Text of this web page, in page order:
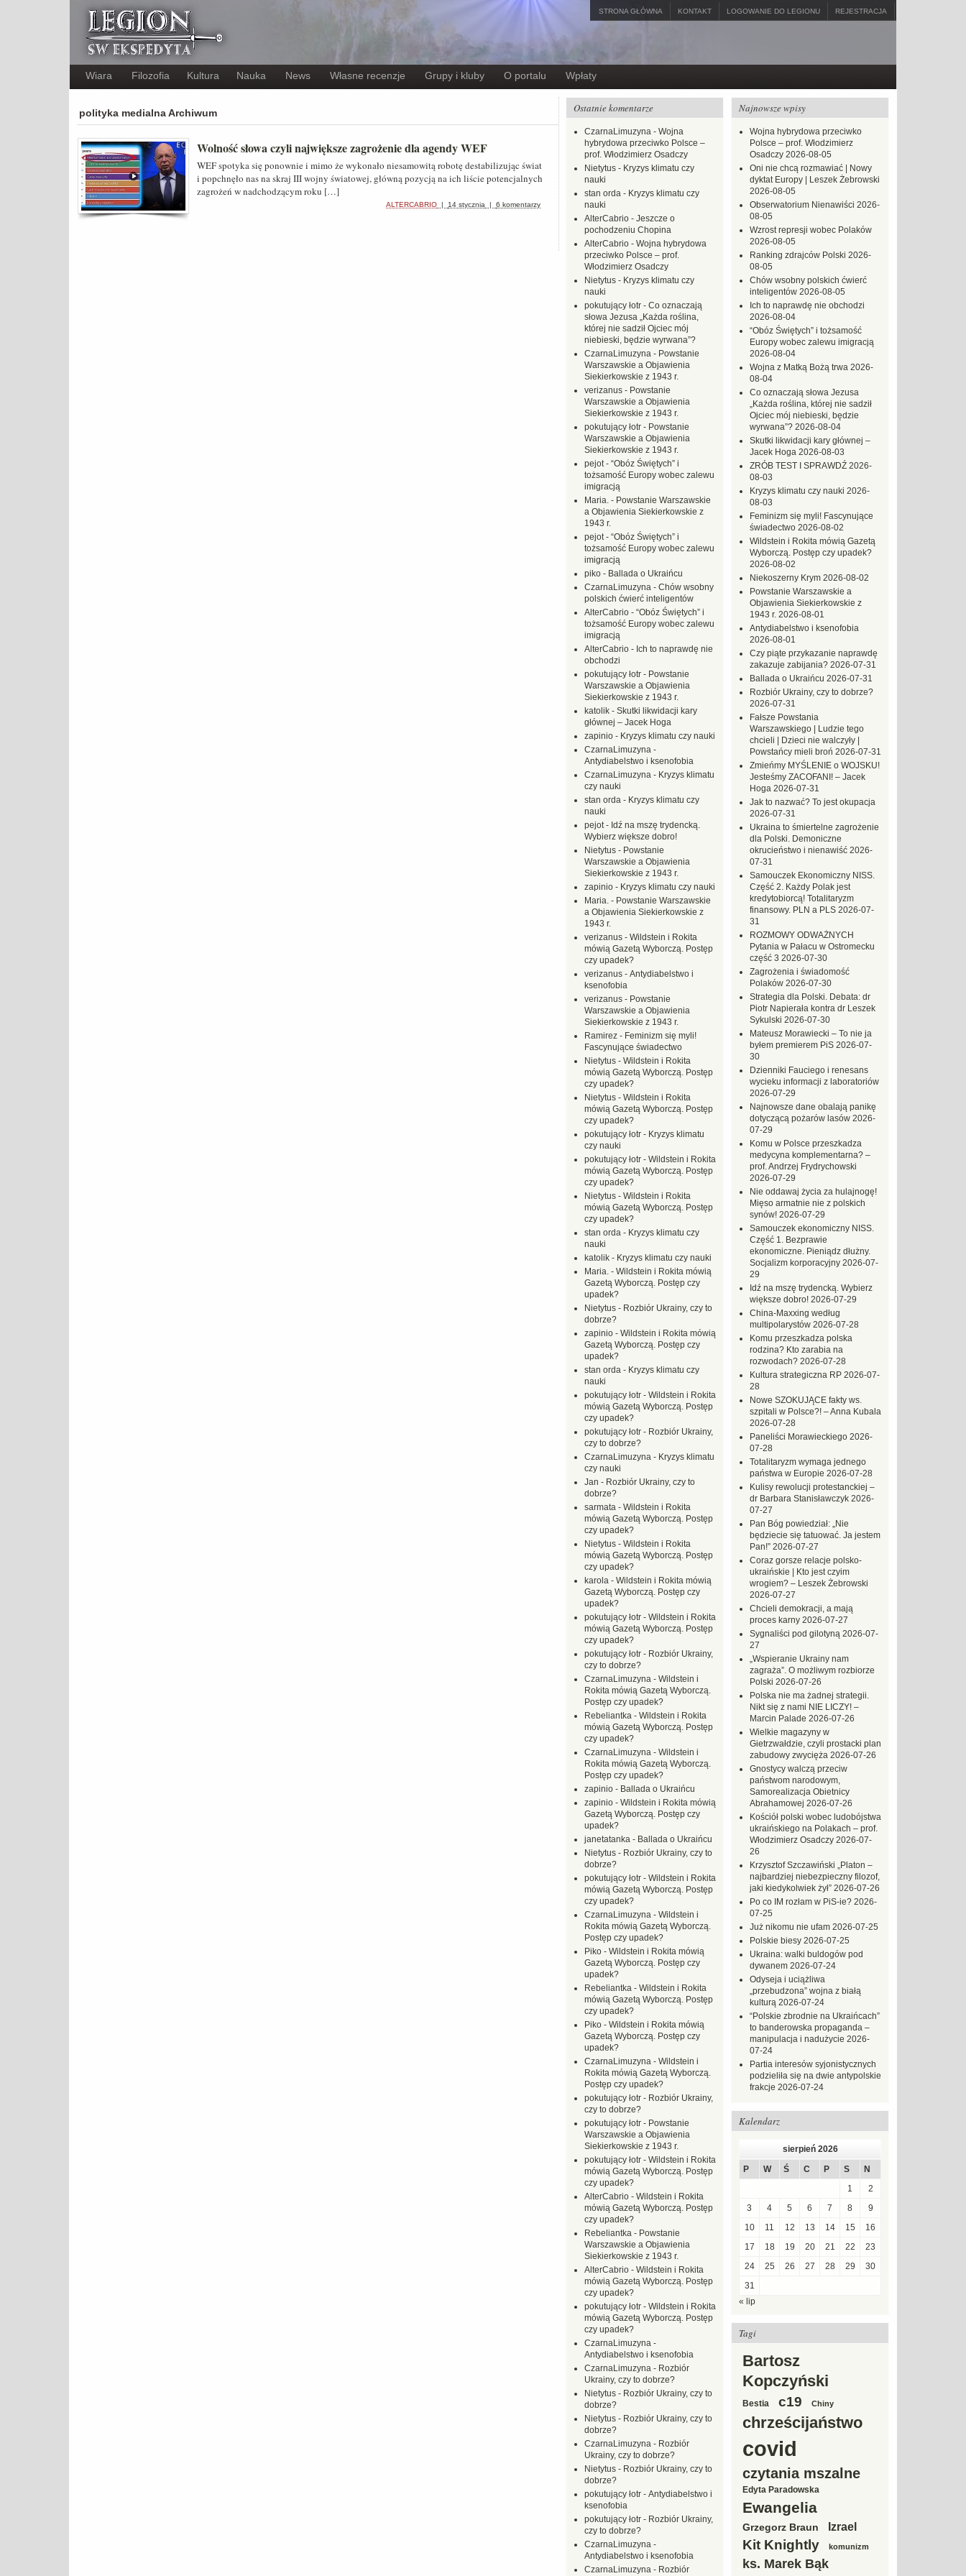
STRONA GŁÓWNA KONTAKT LOGOWANIE DO LEGIONU REJESTRACJA
Wiara Filozofia Kultura Nauka News Własne recenzje Grupy i kluby O portalu Wpłaty
polityka medialna Archiwum
Wolność słowa czyli największe zagrożenie dla agendy WEF
WEF spotyka się ponownie i mimo że wykonało niesamowitą robotę destabilizując świat
i popchnęło nas na skraj III wojny światowej, główną pozycją na ich liście potencjalnych
zagrożeń w nadchodzącym roku […]
ALTERCABRIO | 14 stycznia | 6 komentarzy
Najnowsze wpisy
Wojna hybrydowa przeciwko
Polsce – prof. Włodzimierz
Osadczy 2026-08-05
Oni nie chcą rozmawiać | Nowy
dyktat Europy | Leszek Żebrowski
2026-08-05
Obserwatorium Nienawiści 2026-
08-05
Wzrost represji wobec Polaków
2026-08-05
Ranking zdrajców Polski 2026-
08-05
Chów wsobny polskich ćwierć
inteligentów 2026-08-05
Ich to naprawdę nie obchodzi
2026-08-04
“Obóz Świętych” i tożsamość
Europy wobec zalewu imigracją
2026-08-04
Wojna z Matką Bożą trwa 2026-
08-04
Co oznaczają słowa Jezusa
„Każda roślina, której nie sadził
Ojciec mój niebieski, będzie
wyrwana”? 2026-08-04
Skutki likwidacji kary głównej –
Jacek Hoga 2026-08-03
ZRÓB TEST I SPRAWDŹ 2026-
08-03
Kryzys klimatu czy nauki 2026-
08-03
Feminizm się myli! Fascynujące
świadectwo 2026-08-02
Wildstein i Rokita mówią Gazetą
Wyborczą. Postęp czy upadek?
2026-08-02
Niekoszerny Krym 2026-08-02
Powstanie Warszawskie a
Objawienia Siekierkowskie z
1943 r. 2026-08-01
Antydiabelstwo i ksenofobia
2026-08-01
Czy piąte przykazanie naprawdę
zakazuje zabijania? 2026-07-31
Ballada o Ukraińcu 2026-07-31
Rozbiór Ukrainy, czy to dobrze?
2026-07-31
Fałsze Powstania
Warszawskiego | Ludzie tego
chcieli | Dzieci nie walczyły |
Powstańcy mieli broń 2026-07-31
Zmieńmy MYŚLENIE o WOJSKU!
Jesteśmy ZACOFANI! – Jacek
Hoga 2026-07-31
Jak to nazwać? To jest okupacja
2026-07-31
Ukraina to śmiertelne zagrożenie
dla Polski. Demoniczne
okrucieństwo i nienawiść 2026-
07-31
Samouczek Ekonomiczny NISS.
Część 2. Każdy Polak jest
kredytobiorcą! Totalitaryzm
finansowy. PLN a PLS 2026-07-
31
ROZMOWY ODWAŻNYCH
Pytania w Pałacu w Ostromecku
część 3 2026-07-30
Zagrożenia i świadomość
Polaków 2026-07-30
Strategia dla Polski. Debata: dr
Piotr Napierała kontra dr Leszek
Sykulski 2026-07-30
Mateusz Morawiecki – To nie ja
byłem premierem PiS 2026-07-
30
Dzienniki Fauciego i renesans
wycieku informacji z laboratoriów
2026-07-29
Najnowsze dane obalają panikę
dotyczącą pożarów lasów 2026-
07-29
Komu w Polsce przeszkadza
medycyna komplementarna? –
prof. Andrzej Frydrychowski
2026-07-29
Nie oddawaj życia za hulajnogę!
Mięso armatnie nie z polskich
synów! 2026-07-29
Samouczek ekonomiczny NISS.
Część 1. Bezprawie
ekonomiczne. Pieniądz dłużny.
Socjalizm korporacyjny 2026-07-
29
Idź na mszę trydencką. Wybierz
większe dobro! 2026-07-29
China-Maxxing według
multipolarystów 2026-07-28
Komu przeszkadza polska
rodzina? Kto zarabia na
rozwodach? 2026-07-28
Kultura strategiczna RP 2026-07-
28
Nowe SZOKUJĄCE fakty ws.
szpitali w Polsce?! – Anna Kubala
2026-07-28
Paneliści Morawieckiego 2026-
07-28
Totalitaryzm wymaga jednego
państwa w Europie 2026-07-28
Kulisy rewolucji protestanckiej –
dr Barbara Stanisławczyk 2026-
07-27
Pan Bóg powiedział: „Nie
będziecie się tatuować. Ja jestem
Pan!” 2026-07-27
Coraz gorsze relacje polsko-
ukraińskie | Kto jest czyim
wrogiem? – Leszek Żebrowski
2026-07-27
Chcieli demokracji, a mają
proces karny 2026-07-27
Sygnaliści pod gilotyną 2026-07-
27
„Wspieranie Ukrainy nam
zagraża”. O możliwym rozbiorze
Polski 2026-07-26
Polska nie ma żadnej strategii.
Nikt się z nami NIE LICZY! –
Marcin Palade 2026-07-26
Wielkie magazyny w
Gietrzwałdzie, czyli prostacki plan
zabudowy zwycięża 2026-07-26
Gnostycy walczą przeciw
państwom narodowym,
Samorealizacja Obietnicy
Abrahamowej 2026-07-26
Kościół polski wobec ludobójstwa
ukraińskiego na Polakach – prof.
Włodzimierz Osadczy 2026-07-
26
Krzysztof Szczawiński „Platon –
najbardziej niebezpieczny filozof,
jaki kiedykolwiek żył” 2026-07-26
Po co IM rozłam w PiS-ie? 2026-
07-25
Już nikomu nie ufam 2026-07-25
Polskie biesy 2026-07-25
Ukraina: walki buldogów pod
dywanem 2026-07-24
Odyseja i uciążliwa
„przebudzona” wojna z białą
kulturą 2026-07-24
“Polskie zbrodnie na Ukraińcach”
to banderowska propaganda –
manipulacja i nadużycie 2026-
07-24
Partia interesów syjonistycznych
podzieliła się na dwie antypolskie
frakcje 2026-07-24
Kalendarz
sierpień 2026
P
W Ś C P S
N
1
2
3
4 5 6 7 8
9
10
11 12 13 14 15
16
17
18 19 20 21 22
23
24
25 26 27 28 29
30
31
« lip
Tagi
Bartosz
Kopczyński
Bestia c19 Chiny
chrześcijaństwo
covid
czytania mszalne
Edyta Paradowska
Ewangelia
Grzegorz Braun Izrael
Kit Knightly komunizm
ks. Marek Bąk
Ostatnie komentarze
CzarnaLimuzyna - Wojna
hybrydowa przeciwko Polsce –
prof. Włodzimierz Osadczy
Nietytus - Kryzys klimatu czy
nauki
stan orda - Kryzys klimatu czy
nauki
AlterCabrio - Jeszcze o
pochodzeniu Chopina
AlterCabrio - Wojna hybrydowa
przeciwko Polsce – prof.
Włodzimierz Osadczy
Nietytus - Kryzys klimatu czy
nauki
pokutujący łotr - Co oznaczają
słowa Jezusa „Każda roślina,
której nie sadził Ojciec mój
niebieski, będzie wyrwana”?
CzarnaLimuzyna - Powstanie
Warszawskie a Objawienia
Siekierkowskie z 1943 r.
verizanus - Powstanie
Warszawskie a Objawienia
Siekierkowskie z 1943 r.
pokutujący łotr - Powstanie
Warszawskie a Objawienia
Siekierkowskie z 1943 r.
pejot- “Obóz Świętych” i
tożsamość Europy wobec zalewu
imigracją
Maria. - Powstanie Warszawskie
a Objawienia Siekierkowskie z
1943 r.
pejot- “Obóz Świętych” i
tożsamość Europy wobec zalewu
imigracją
piko - Ballada o Ukraińcu
CzarnaLimuzyna - Chów wsobny
polskich ćwierć inteligentów
AlterCabrio - “Obóz Świętych” i
tożsamość Europy wobec zalewu
imigracją
AlterCabrio - Ich to naprawdę nie
obchodzi
pokutujący łotr - Powstanie
Warszawskie a Objawienia
Siekierkowskie z 1943 r.
katolik - Skutki likwidacji kary
głównej – Jacek Hoga
zapinio - Kryzys klimatu czy nauki
CzarnaLimuzyna -
Antydiabelstwo i ksenofobia
CzarnaLimuzyna - Kryzys klimatu
czy nauki
stan orda - Kryzys klimatu czy
nauki
pejot- Idź na mszę trydencką.
Wybierz większe dobro!
Nietytus - Powstanie
Warszawskie a Objawienia
Siekierkowskie z 1943 r.
zapinio - Kryzys klimatu czy nauki
Maria. - Powstanie Warszawskie
a Objawienia Siekierkowskie z
1943 r.
verizanus - Wildstein i Rokita
mówią Gazetą Wyborczą. Postęp
czy upadek?
verizanus - Antydiabelstwo i
ksenofobia
verizanus - Powstanie
Warszawskie a Objawienia
Siekierkowskie z 1943 r.
Ramirez - Feminizm się myli!
Fascynujące świadectwo
Nietytus - Wildstein i Rokita
mówią Gazetą Wyborczą. Postęp
czy upadek?
Nietytus - Wildstein i Rokita
mówią Gazetą Wyborczą. Postęp
czy upadek?
pokutujący łotr - Kryzys klimatu
czy nauki
pokutujący łotr - Wildstein i Rokita
mówią Gazetą Wyborczą. Postęp
czy upadek?
Nietytus - Wildstein i Rokita
mówią Gazetą Wyborczą. Postęp
czy upadek?
stan orda - Kryzys klimatu czy
nauki
katolik - Kryzys klimatu czy nauki
Maria. - Wildstein i Rokita mówią
Gazetą Wyborczą. Postęp czy
upadek?
Nietytus - Rozbiór Ukrainy, czy to
dobrze?
zapinio - Wildstein i Rokita mówią
Gazetą Wyborczą. Postęp czy
upadek?
stan orda - Kryzys klimatu czy
nauki
pokutujący łotr - Wildstein i Rokita
mówią Gazetą Wyborczą. Postęp
czy upadek?
pokutujący łotr - Rozbiór Ukrainy,
czy to dobrze?
CzarnaLimuzyna - Kryzys klimatu
czy nauki
Jan - Rozbiór Ukrainy, czy to
dobrze?
sarmata - Wildstein i Rokita
mówią Gazetą Wyborczą. Postęp
czy upadek?
Nietytus - Wildstein i Rokita
mówią Gazetą Wyborczą. Postęp
czy upadek?
karola - Wildstein i Rokita mówią
Gazetą Wyborczą. Postęp czy
upadek?
pokutujący łotr - Wildstein i Rokita
mówią Gazetą Wyborczą. Postęp
czy upadek?
pokutujący łotr - Rozbiór Ukrainy,
czy to dobrze?
CzarnaLimuzyna - Wildstein i
Rokita mówią Gazetą Wyborczą.
Postęp czy upadek?
Rebeliantka - Wildstein i Rokita
mówią Gazetą Wyborczą. Postęp
czy upadek?
CzarnaLimuzyna - Wildstein i
Rokita mówią Gazetą Wyborczą.
Postęp czy upadek?
zapinio - Ballada o Ukraińcu
zapinio - Wildstein i Rokita mówią
Gazetą Wyborczą. Postęp czy
upadek?
janetatanka - Ballada o Ukraińcu
Nietytus - Rozbiór Ukrainy, czy to
dobrze?
pokutujący łotr - Wildstein i Rokita
mówią Gazetą Wyborczą. Postęp
czy upadek?
CzarnaLimuzyna - Wildstein i
Rokita mówią Gazetą Wyborczą.
Postęp czy upadek?
Piko - Wildstein i Rokita mówią
Gazetą Wyborczą. Postęp czy
upadek?
Rebeliantka - Wildstein i Rokita
mówią Gazetą Wyborczą. Postęp
czy upadek?
Piko - Wildstein i Rokita mówią
Gazetą Wyborczą. Postęp czy
upadek?
CzarnaLimuzyna - Wildstein i
Rokita mówią Gazetą Wyborczą.
Postęp czy upadek?
pokutujący łotr - Rozbiór Ukrainy,
czy to dobrze?
pokutujący łotr - Powstanie
Warszawskie a Objawienia
Siekierkowskie z 1943 r.
pokutujący łotr - Wildstein i Rokita
mówią Gazetą Wyborczą. Postęp
czy upadek?
AlterCabrio - Wildstein i Rokita
mówią Gazetą Wyborczą. Postęp
czy upadek?
Rebeliantka - Powstanie
Warszawskie a Objawienia
Siekierkowskie z 1943 r.
AlterCabrio - Wildstein i Rokita
mówią Gazetą Wyborczą. Postęp
czy upadek?
pokutujący łotr - Wildstein i Rokita
mówią Gazetą Wyborczą. Postęp
czy upadek?
CzarnaLimuzyna -
Antydiabelstwo i ksenofobia
CzarnaLimuzyna - Rozbiór
Ukrainy, czy to dobrze?
Nietytus - Rozbiór Ukrainy, czy to
dobrze?
Nietytus - Rozbiór Ukrainy, czy to
dobrze?
CzarnaLimuzyna - Rozbiór
Ukrainy, czy to dobrze?
Nietytus - Rozbiór Ukrainy, czy to
dobrze?
pokutujący łotr - Antydiabelstwo i
ksenofobia
pokutujący łotr - Rozbiór Ukrainy,
czy to dobrze?
CzarnaLimuzyna -
Antydiabelstwo i ksenofobia
CzarnaLimuzyna - Rozbiór